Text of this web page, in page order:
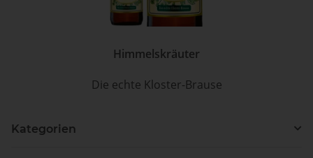
Himmelskräuter
Die echte Kloster-Brause
Kategorien